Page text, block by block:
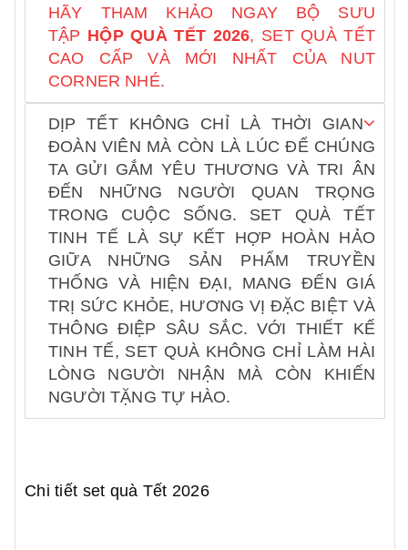
HÃY THAM KHẢO NGAY BỘ SƯU
TẬP HỘP QUÀ TẾT 2026, SET QUÀ TẾT
CAO CẤP VÀ MỚI NHẤT CỦA NUT
CORNER NHÉ.
DỊP TẾT KHÔNG CHỈ LÀ THỜI GIAN
ĐOÀN VIÊN MÀ CÒN LÀ LÚC ĐỂ CHÚNG
TA GỬI GẮM YÊU THƯƠNG VÀ TRI ÂN
ĐẾN NHỮNG NGƯỜI QUAN TRỌNG
TRONG CUỘC SỐNG. SET QUÀ TẾT
TINH TẾ LÀ SỰ KẾT HỢP HOÀN HẢO
GIỮA NHỮNG SẢN PHẨM TRUYỀN
THỐNG VÀ HIỆN ĐẠI, MANG ĐẾN GIÁ
TRỊ SỨC KHỎE, HƯƠNG VỊ ĐẶC BIỆT VÀ
THÔNG ĐIỆP SÂU SẮC. VỚI THIẾT KẾ
TINH TẾ, SET QUÀ KHÔNG CHỈ LÀM HÀI
LÒNG NGƯỜI NHẬN MÀ CÒN KHIẾN
NGƯỜI TẶNG TỰ HÀO.
Chi tiết set quà Tết 2026